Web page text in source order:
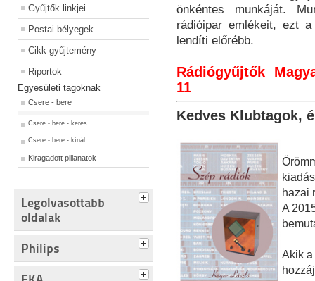
Gyűjtők linkjei
Postai bélyegek
Cikk gyűjtemény
Riportok
Egyesületi tagoknak
Csere - bere
Csere - bere - keres
Csere - bere - kínál
Kiragadott pillanatok
Legolvasottabb
oldalak
Philips
önkéntes munkáját.
rádióipar emlékeit, ezt
lendíti előrébb.
Rádiógyűjtők
11
Kedves Klubtagok,
hazai
A
Akik